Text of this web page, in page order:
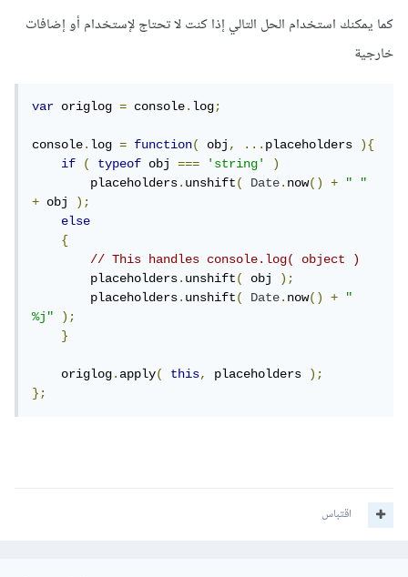
كما يمكنك استخدام الحل التالي إذا كنت لا تحتاج لإستخدام أو إضافات
خارجية
var origlog = console.log;
console.log = function( obj, ...placeholders ){
if
( typeof obj === 'string'
)
        placeholders
.unshift( Date.now() +
" "
+ obj );
else
{
// This handles console.log( object )
        placeholders
.unshift( obj );
        placeholders
.unshift( Date.now() +
"
%j"
);
}
    origlog
.apply( this, placeholders );
};
اقتباس